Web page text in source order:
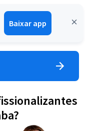
Baixar app
Entrar